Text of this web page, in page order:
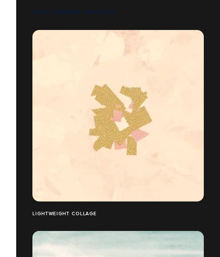
VŒUX SORBONNE UNIVERSITÉ
LIGHTWEIGHT COLLAGE